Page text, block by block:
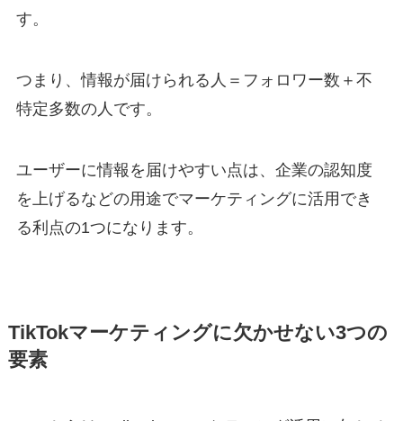
す。
つまり、情報が届けられる人＝フォロワー数＋不
特定多数の人です。
ユーザーに情報を届けやすい点は、企業の認知度
を上げるなどの用途でマーケティングに活用でき
る利点の1つになります。
TikTokマーケティングに欠かせない3つの
要素